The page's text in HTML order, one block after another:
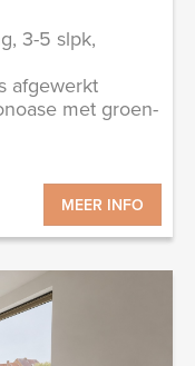
3-5 slpk,
afgewerkt
met groen-
MEER INFO